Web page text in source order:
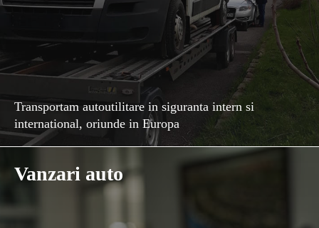
Transportam autoutilitare in siguranta intern si
international, oriunde in Europa
Contacteaza-ne
Vanzari auto